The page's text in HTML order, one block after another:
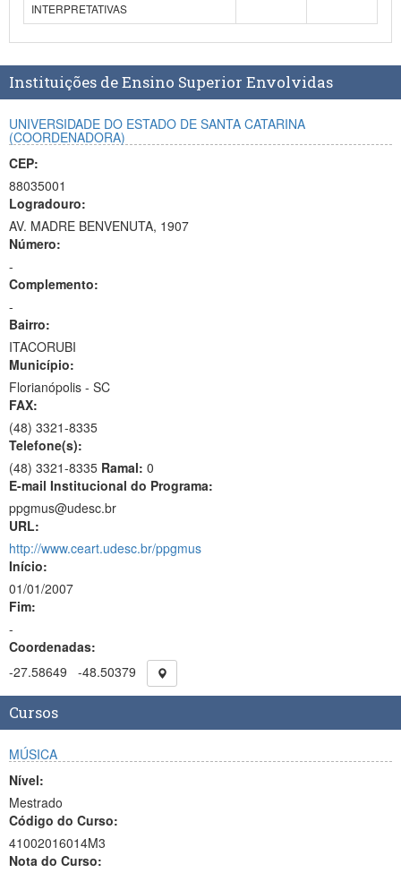
INTERPRETATIVAS
Instituições de Ensino Superior Envolvidas
UNIVERSIDADE DO ESTADO DE SANTA CATARINA
(COORDENADORA)
CEP:
88035001
Logradouro:
AV. MADRE BENVENUTA, 1907
Número:
-
Complemento:
-
Bairro:
ITACORUBI
Município:
Florianópolis - SC
FAX:
(48) 3321-8335
Telefone(s):
(48) 3321-8335 Ramal: 0
E-mail Institucional do Programa:
ppgmus@udesc.br
URL:
http://www.ceart.udesc.br/ppgmus
Início:
01/01/2007
Fim:
-
Coordenadas:
-27.58649
-48.50379
Cursos
MÚSICA
Nível:
Mestrado
Código do Curso:
41002016014M3
Nota do Curso: